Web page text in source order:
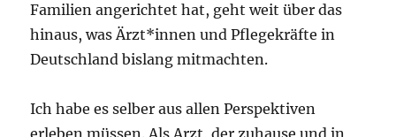
Familien angerichtet hat, geht weit über das
hinaus, was Ärzt*innen und Pflegekräfte in
Deutschland bislang mitmachten.
Ich habe es selber aus allen Perspektiven
erleben müssen. Als Arzt, der zuhause und in